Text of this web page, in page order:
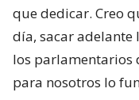
que dedicar. Creo
día, sacar adelante
los parlamentarios
para nosotros lo